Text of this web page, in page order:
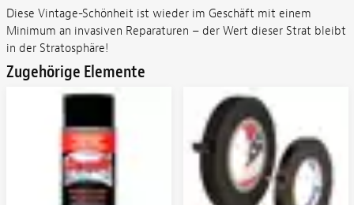
Diese Vintage-Schönheit ist wieder im Geschäft mit einem
Minimum an invasiven Reparaturen – der Wert dieser Strat bleibt
in der Stratosphäre!
Zugehörige Elemente